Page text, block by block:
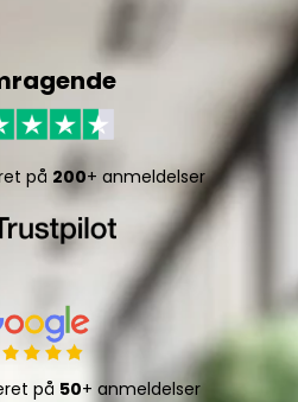
på 200+ anmeldelser
på 50+ anmeldelser